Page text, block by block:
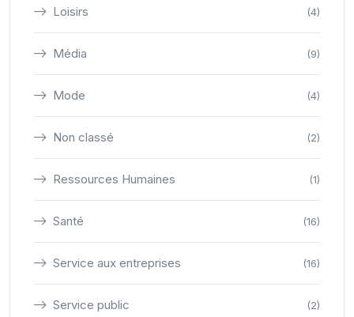
Loisirs (4)
Média (9)
Mode (4)
Non classé (2)
Ressources Humaines (1)
Santé (16)
Service aux entreprises (16)
Service public (2)